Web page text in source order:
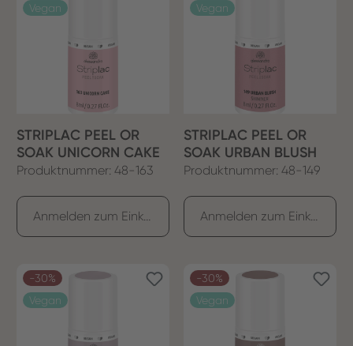
Vegan
STRIPLAC PEEL OR
SOAK UNICORN CAKE
Produktnummer: 48-163
Vegan
STRIPLAC PEEL OR
SOAK URBAN BLUSH
Produktnummer: 48-149
-30%
Vegan
-30%
Vegan